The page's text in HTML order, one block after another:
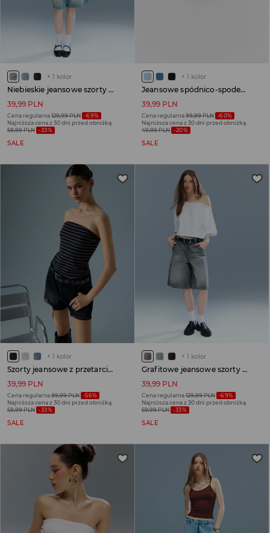
+ 1 kolor
Niebieskie jeansowe szorty bermudy baggy fit
39,99 PLN
Cena regularna129,99 PLN -69%
Najniższa cena z 30 dni przed obniżką
59,99 PLN -33%
SALE
+ 1 kolor
Jeansowe spódnico-spodenki z wiązaniem jasnoniebieskie
39,99 PLN
Cena regularna99,99 PLN -60%
Najniższa cena z 30 dni przed obniżką
49,99 PLN -20%
SALE
+ 1 kolor
Szorty jeansowe z przetarciami czarne
39,99 PLN
Cena regularna89,99 PLN -56%
Najniższa cena z 30 dni przed obniżką
59,99 PLN -33%
SALE
+ 1 kolor
Grafitowe jeansowe szorty bermudy baggy fit
39,99 PLN
Cena regularna129,99 PLN -69%
Najniższa cena z 30 dni przed obniżką
59,99 PLN -33%
SALE